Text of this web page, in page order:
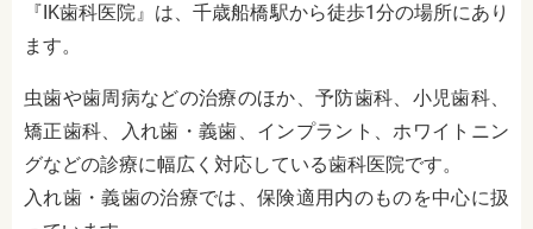
『IK歯科医院』は、千歳船橋駅から徒歩1分の場所にあり
ます。
虫歯や歯周病などの治療のほか、予防歯科、小児歯科、
矯正歯科、入れ歯・義歯、インプラント、ホワイトニン
グなどの診療に幅広く対応している歯科医院です。
入れ歯・義歯の治療では、保険適用内のものを中心に扱